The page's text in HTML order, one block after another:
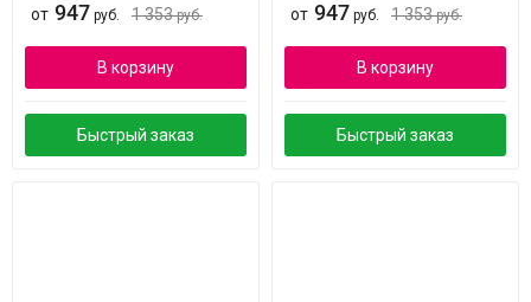
от 947 руб. 1 353 руб.
В корзину
Быстрый заказ
от 947 руб. 1 353 руб.
В корзину
Быстрый заказ